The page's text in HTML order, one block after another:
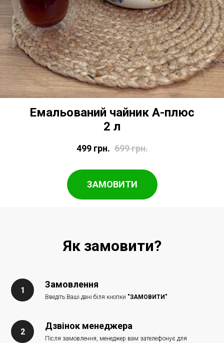
Емальований чайник А-плюс
2 л
499 грн. 699грн.
ЗАМОВИТИ
Як замовити?
Замовлення
Введіть Ваші дані біля кнопки "ЗАМОВИТИ"
Дзвінок менеджера
Після замовлення, менеджер вам зателефонує для